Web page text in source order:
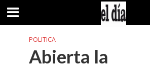
POLITICA
Abierta la